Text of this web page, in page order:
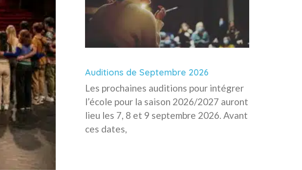
Auditions de Septembre 2026
Les prochaines auditions pour intégrer
l’école pour la saison 2026/2027 auront
lieu les 7, 8 et 9 septembre 2026. Avant
ces dates,